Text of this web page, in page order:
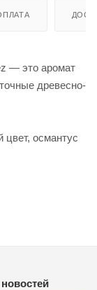
— это аромат
древесно-
цвет, османтус